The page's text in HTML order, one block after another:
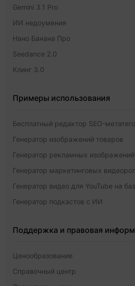
Gemini 3.1 Pro
ИИ недоумения
Нано Банана Про
Seedance 2.0
Клинг 3.0
Примеры использования
Бесплатный редактор SEO-
Генератор изображений товаров
Генератор рекламных изображений
Генератор маркетинговых
Генератор видео для YouTube на
Генератор подкастов с ИИ
Поддержка и правовая
Ценообразование
Справочный центр